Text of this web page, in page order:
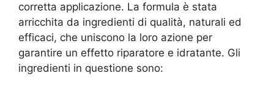
corretta applicazione. La formula è stata
arricchita da ingredienti di qualità, naturali ed
efficaci, che uniscono la loro azione per
garantire un effetto riparatore e idratante. Gli
ingredienti in questione sono: